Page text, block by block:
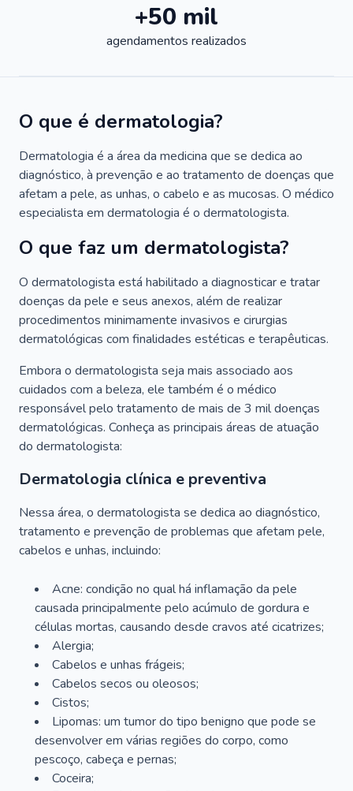
+50 mil
agendamentos realizados
O que é dermatologia?
Dermatologia é a área da medicina que se dedica ao
diagnóstico, à prevenção e ao tratamento de doenças que
afetam a pele, as unhas, o cabelo e as mucosas. O médico
especialista em dermatologia é o dermatologista.
O que faz um dermatologista?
O dermatologista está habilitado a diagnosticar e tratar
doenças da pele e seus anexos, além de realizar
procedimentos minimamente invasivos e cirurgias
dermatológicas com finalidades estéticas e terapêuticas.
Embora o dermatologista seja mais associado aos
cuidados com a beleza, ele também é o médico
responsável pelo tratamento de mais de 3 mil doenças
dermatológicas. Conheça as principais áreas de atuação
do dermatologista:
Dermatologia clínica e preventiva
Nessa área, o dermatologista se dedica ao diagnóstico,
tratamento e prevenção de problemas que afetam pele,
cabelos e unhas, incluindo:
Acne: condição no qual há inflamação da pele
causada principalmente pelo acúmulo de gordura e
células mortas, causando desde cravos até cicatrizes;
Alergia;
Cabelos e unhas frágeis;
Cabelos secos ou oleosos;
Cistos;
Lipomas: um tumor do tipo benigno que pode se
desenvolver em várias regiões do corpo, como
pescoço, cabeça e pernas;
Coceira;